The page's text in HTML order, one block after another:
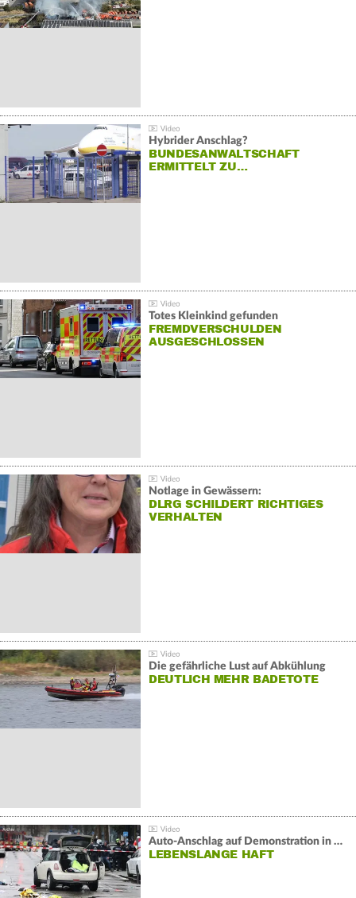
Hybrider Anschlag?
BUNDESANWALTSCHAFT
ERMITTELT ZU…
Totes Kleinkind gefunden
FREMDVERSCHULDEN
AUSGESCHLOSSEN
Notlage in Gewässern:
DLRG SCHILDERT RICHTIGES
VERHALTEN
Die gefährliche Lust auf Abkühlung
DEUTLICH MEHR BADETOTE
Auto-Anschlag auf Demonstration in München:
LEBENSLANGE HAFT